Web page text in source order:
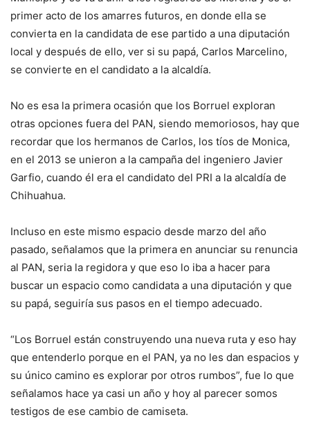
primer acto de los amarres futuros, en donde ella se
convierta en la candidata de ese partido a una diputación
local y después de ello, ver si su papá, Carlos Marcelino,
se convierte en el candidato a la alcaldía.
No es esa la primera ocasión que los Borruel exploran
otras opciones fuera del PAN, siendo memoriosos, hay que
recordar que los hermanos de Carlos, los tíos de Monica,
en el 2013 se unieron a la campaña del ingeniero Javier
Garfio, cuando él era el candidato del PRI a la alcaldía de
Chihuahua.
Incluso en este mismo espacio desde marzo del año
pasado, señalamos que la primera en anunciar su renuncia
al PAN, seria la regidora y que eso lo iba a hacer para
buscar un espacio como candidata a una diputación y que
su papá, seguiría sus pasos en el tiempo adecuado.
“Los Borruel están construyendo una nueva ruta y eso hay
que entenderlo porque en el PAN, ya no les dan espacios y
su único camino es explorar por otros rumbos”, fue lo que
señalamos hace ya casi un año y hoy al parecer somos
testigos de ese cambio de camiseta.